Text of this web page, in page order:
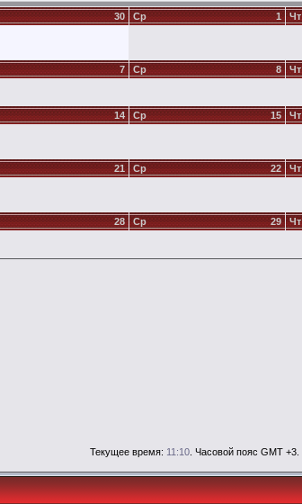
30 1
Ср Чт
7 8
Ср Чт
14 15
Ср Чт
21 22
Ср Чт
28 29
Ср Чт
Текущее время: 11:10. Часовой пояс GMT +3.